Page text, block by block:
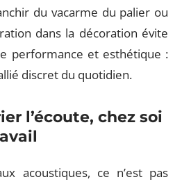
du vacarme du palier ou
dans la décoration évite
performance et esthétique :
discret du quotidien.
l’écoute, chez soi
acoustiques, ce n’est pas